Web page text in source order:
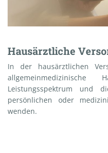
Hausärztliche
In der hausärztlichen
Leistungsspektrum und
persönlichen oder
wenden.